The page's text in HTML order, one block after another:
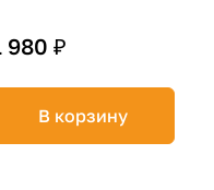
980 ₽
В корзину